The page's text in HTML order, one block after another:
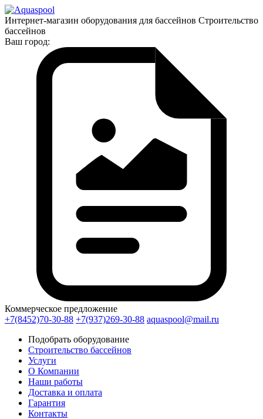
Интернет-магазин оборудования для бассейнов Строительство
бассейнов
Ваш город:
Коммерческое предложение
+7(8452)70-30-88 +7(937)269-30-88 aquaspool@mail.ru
Подобрать оборудование
Строительство бассейнов
Услуги
О Компании
Наши работы
Доставка и оплата
Гарантия
Контакты